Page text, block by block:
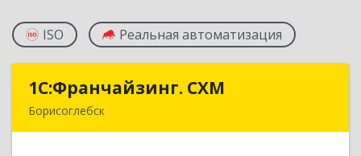
ISO Реальная автоматизация
1С:Франчайзинг. СХМ
Борисоглебск
1С:Франчайзинг. СХМ